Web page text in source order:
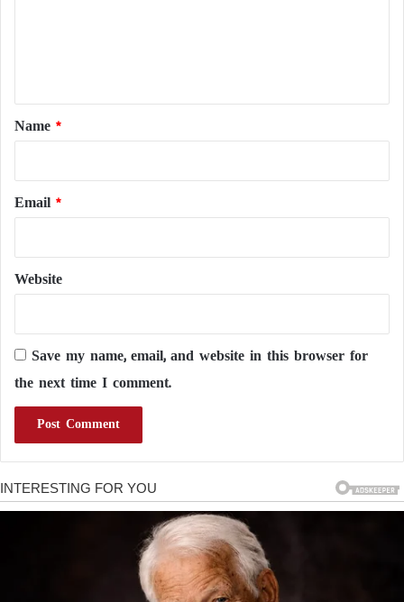
*
Name *
Email *
Website
Save my name, email, and website in this browser for
the next time I comment.